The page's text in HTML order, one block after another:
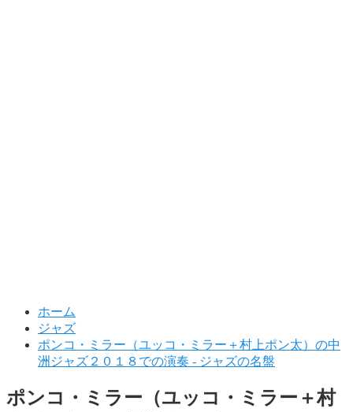
ホーム
ジャズ
ポンコ・ミラー（ユッコ・ミラー＋村上ポン太）の中
洲ジャズ２０１８での演奏 - ジャズの名盤
ポンコ・ミラー（ユッコ・ミラー＋村